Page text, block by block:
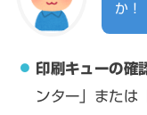
か！
印刷キューの確
ンター」または